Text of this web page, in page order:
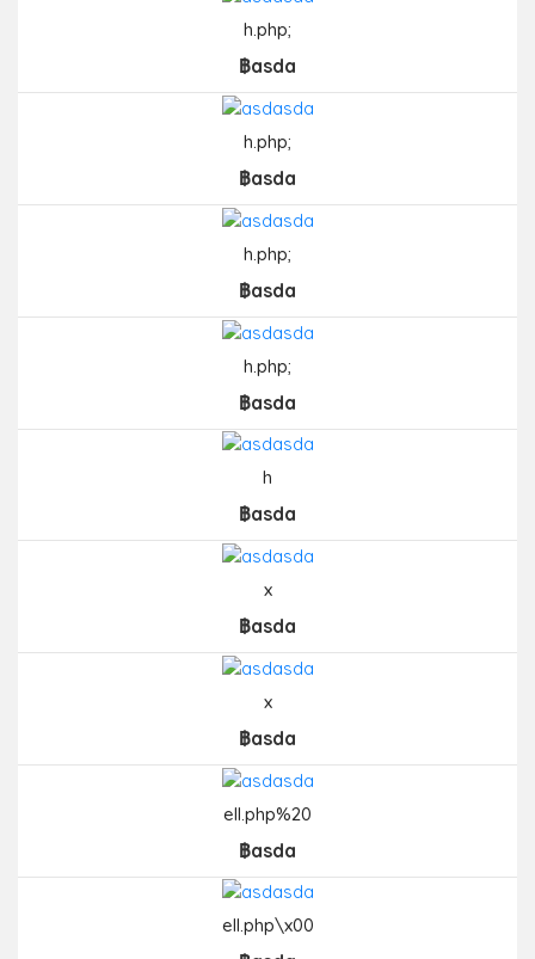
h.php;
฿asda
h.php;
฿asda
h.php;
฿asda
h.php;
฿asda
h
฿asda
x
฿asda
x
฿asda
ell.php%20
฿asda
ell.php\x00